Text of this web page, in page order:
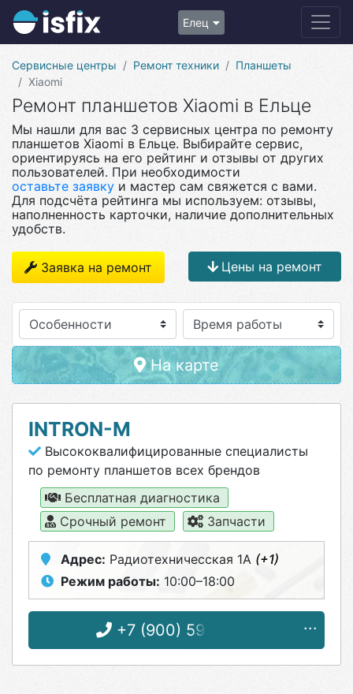
Елец
Сервисные центры Ремонт техники
Планшеты
Xiaomi
Ремонт планшетов Xiaomi в Ельце
Мы нашли для вас 3 сервисных центра по ремонту
планшетов Xiaomi в Ельце. Выбирайте сервис,
ориентируясь на его рейтинг и отзывы от других
пользователей. При необходимости
оставьте заявку и мастер сам свяжется с вами.
Для подсчёта рейтинга мы используем: отзывы,
наполненность карточки, наличие дополнительных
удобств.
Заявка на ремонт Цены на ремонт
Особенности
На карте
INTRON-M
Высококвалифицированные специалисты
по ремонту планшетов всех брендов
Бесплатная диагностика
Срочный ремонт
Запчасти
Адрес: Радиотехничесская 1А (+1)
Режим работы: 10:00–18:00
+7 (900) 591-14-11